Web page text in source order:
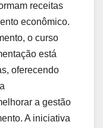
receitas
econômico.
o curso
está
oferecendo
a gestão
A iniciativa